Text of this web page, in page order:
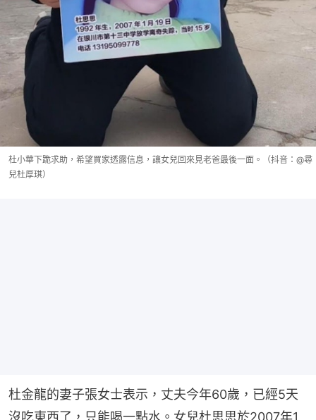
杜小華下跪求助，希望買家透露信息，讓女兒回來見老爸最後一面。（抖音：@尋
兒杜厚琪）
杜金龍的妻子張女士表示，丈夫今年60歲，已經5天
沒吃東西了，只能喝一點水。女兒杜思思於2007年1